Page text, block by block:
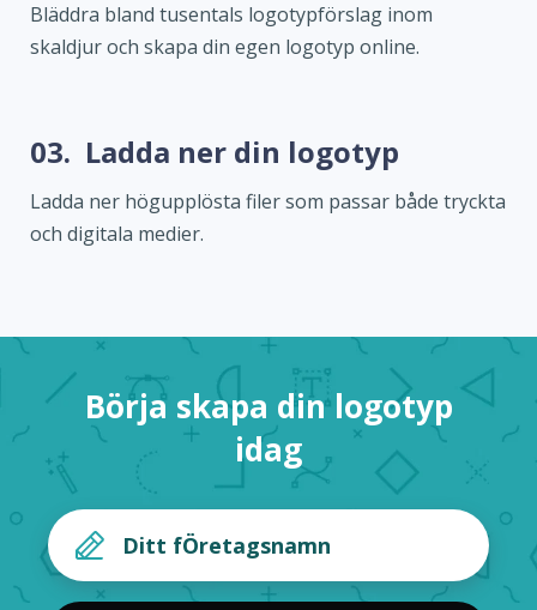
Bläddra bland tusentals logotypförslag inom
skaldjur och skapa din egen logotyp online.
03. Ladda ner din logotyp
Ladda ner högupplösta filer som passar både tryckta
och digitala medier.
Börja skapa din logotyp
idag